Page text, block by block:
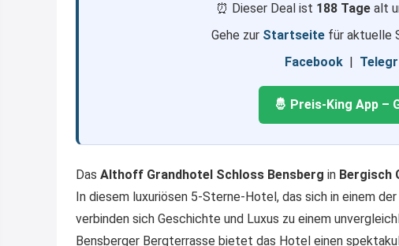
⏰ Dieser Deal ist 188 Tagealt
Gehe zur Startseite für aktuelle
Facebook |
🤴 Preis-King App –
Das Althoff Grandhotel Schloss Bensberg in Bergisch
In diesem luxuriösen 5-Sterne-Hotel, das sich in einem
verbinden sich Geschichte und Luxus zu einem
Bensberger Bergterrasse bietet das Hotel einen